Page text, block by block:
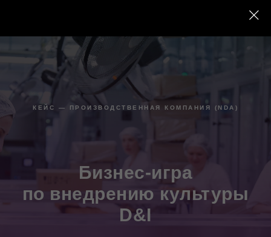
КЕЙС — ПРОИЗВОДСТВЕННАЯ КОМПАНИЯ (NDA)
Бизнес-игра
по внедрению культуры
D&I